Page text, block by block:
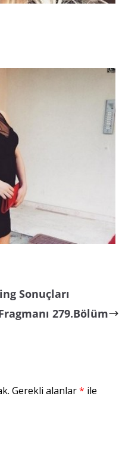
Sonuçları
279.Bölüm
Gerekli alanlar* ile